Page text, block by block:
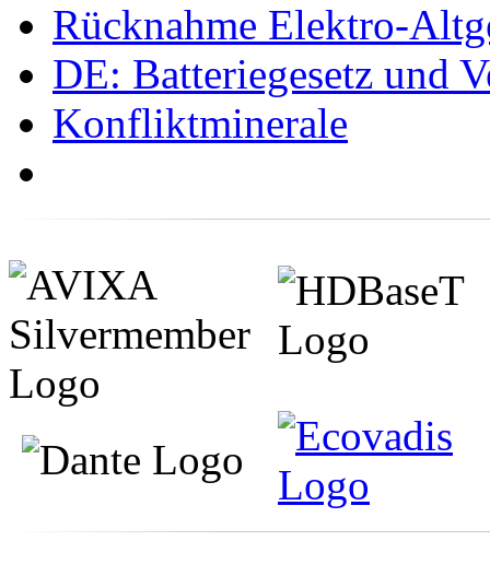
Rücknahme Elektro-
DE: Batteriegesetz und
Konfliktminerale